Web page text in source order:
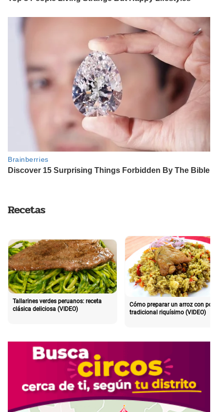
Recetas
Tallarines verdes peruanos: receta
clásica deliciosa (VIDEO)
Cómo preparar un arroz con pollo
tradicional riquísimo (VIDEO)